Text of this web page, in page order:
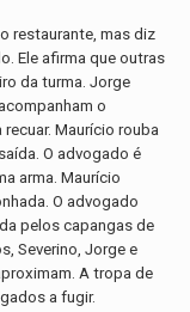
restaurante, mas diz
Ele afirma que outras
da turma. Jorge
o
Maurício rouba
O advogado é
arma. Maurício
O advogado
pelos capangas de
Severino, Jorge e
A tropa de
a fugir.